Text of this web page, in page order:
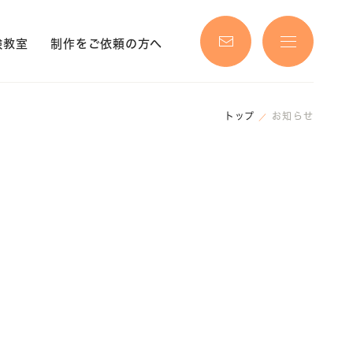
教室 制作をご依頼の方へ
トップ お知らせ